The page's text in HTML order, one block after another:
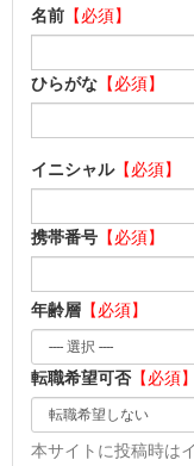
名前 【必須】
ひらがな 【必須】
イニシャル【必須】
携帯番号 【必須】
年齢層 【必須】
転職希望可否【必須】
本サイトに投稿時は